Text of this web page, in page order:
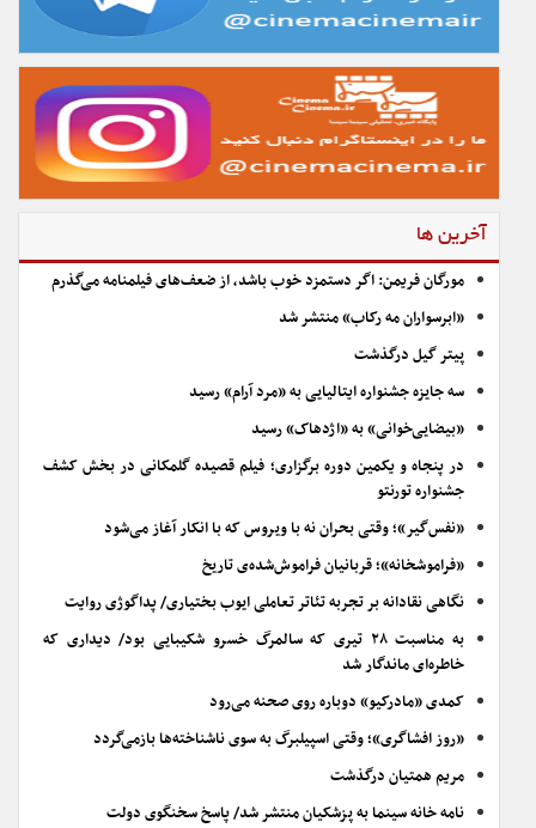
آخرین ها
مورگان فریمن: اگر دستمزد خوب باشد، از ضعف‌های فیلمنامه می‌گذرم
«ابرسواران مه رکاب» منتشر شد
پیتر گیل درگذشت
سه جایزه جشنواره ایتالیایی به «مرد آرام» رسید
«بیضایی‌خوانی» به «اژدهاک» رسید
در پنجاه و یکمین دوره برگزاری؛ فیلم قصیده گلمکانی در بخش کشف
جشنواره تورنتو
«نفس‌گیر»؛ وقتی بحران نه با ویروس که با انکار آغاز می‌شود
«فراموشخانه»؛ قربانیان فراموش‌شده‌ی تاریخ
نگاهی نقادانه بر تجربه تئاتر تعاملی ایوب بختیاری/ پداگوژی روایت
به مناسبت ۲۸ تیری که سالمرگ خسرو شکیبایی بود/ دیداری که
خاطره‌ای ماندگار شد
کمدی «مادرکیو» دوباره روی صحنه می‌رود
«روز افشاگری»؛ وقتی اسپیلبرگ به سوی ناشناخته‌ها بازمی‌گردد
مریم همتیان درگذشت
نامه خانه سینما به پزشکیان منتشر شد/ پاسخ سخنگوی دولت